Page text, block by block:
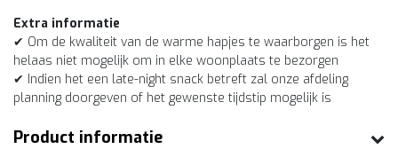
Extra informatie
✔ Om de kwaliteit van de warme hapjes te waarborgen is het
helaas niet mogelijk om in elke woonplaats te bezorgen
✔ Indien het een late-night snack betreft zal onze afdeling
planning doorgeven of het gewenste tijdstip mogelijk is
Product informatie